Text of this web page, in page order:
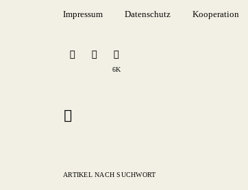
Impressum Datenschutz Kooperation
6K
ARTIKEL NACH SUCHWORT